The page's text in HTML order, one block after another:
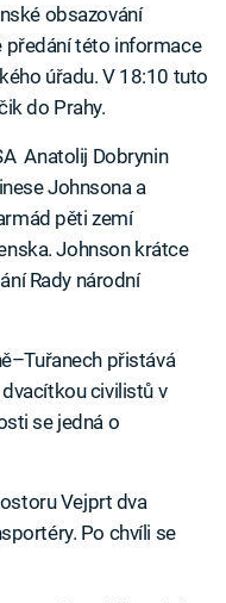
obsazování
předání této informace
úřadu. V 18:10 tuto
do Prahy.
Anatolij Dobrynin
Johnsona a
pěti zemí
Johnson krátce
Rady národní
přistává
civilistů v
se jedná o
Vejprt dva
Po chvíli se